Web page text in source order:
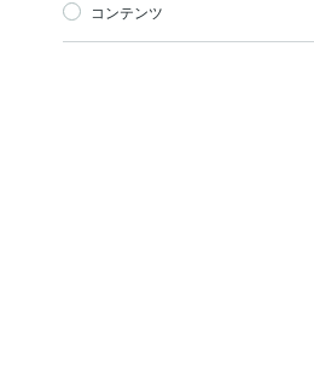
コンテンツ